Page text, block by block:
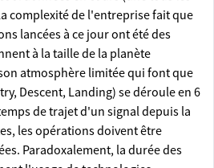
complexité de l'entreprise fait que
lancées à ce jour ont été des
à la taille de la planète
atmosphère limitée qui font que
Descent, Landing) se déroule en 6
de trajet d'un signal depuis la
les opérations doivent être
Paradoxalement, la durée des